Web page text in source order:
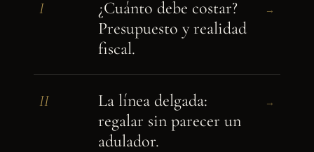
I
¿Cuánto debe costar?
Presupuesto y realidad
fiscal.
→
II
La línea delgada:
regalar sin parecer un
adulador.
→